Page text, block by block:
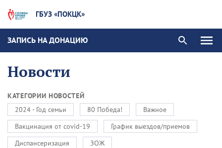
ГБУЗ «ПОКЦК»
ЗАПИСЬ НА ДОНАЦИЮ
Новости
КАТЕГОРИИ НОВОСТЕЙ
2024 - Год семьи
80 Победа!
Важное
Вакцинация от covid-19
График выездов/приемов
Диспансеризация
ЗОЖ